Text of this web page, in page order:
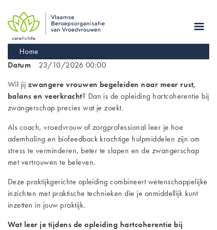
main
navigation
Kruimelpad
Home
Datum
23/10/2026 00:00
Wil jij zwangere vrouwen begeleiden naar meer rust,
balans en veerkracht? Dan is de opleiding hartcoherentie bij
zwangerschap precies wat je zoekt.
Als coach, vroedvrouw of zorgprofessional leer je hoe
ademhaling en biofeedback krachtige hulpmiddelen zijn om
stress te verminderen, beter te slapen en de zwangerschap
met vertrouwen te beleven.
Deze praktijkgerichte opleiding combineert wetenschappelijke
inzichten met praktische technieken die je onmiddellijk kunt
inzetten in jouw praktijk.
Wat leer je tijdens de opleiding hartcoherentie bij